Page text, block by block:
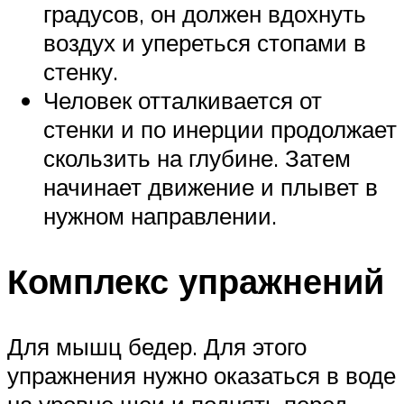
градусов, он должен вдохнуть
воздух и упереться стопами в
стенку.
Человек отталкивается от
стенки и по инерции продолжает
скользить на глубине. Затем
начинает движение и плывет в
нужном направлении.
Комплекс упражнений
Для мышц бедер. Для этого
упражнения нужно оказаться в воде